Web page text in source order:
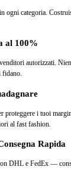
ogni categoria.
al 100%
autorizzati.
fidano.
proteggere i tuoi
al fast fashion.
Rapida
DHL e FedEx —